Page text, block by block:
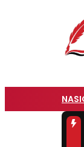
dan Pangdam